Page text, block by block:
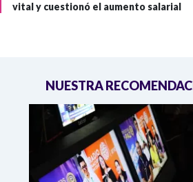
vital y cuestionó el aumento salarial
NUESTRA